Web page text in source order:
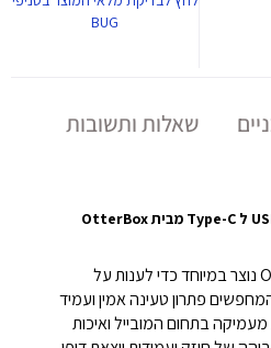
BUG
שאלות ותשובות
כבל OtterBox Premium נוצר במיוחד כדי לענות על
פתרון טעינה אמין ועמיד
בתחום המובייל ואיכות